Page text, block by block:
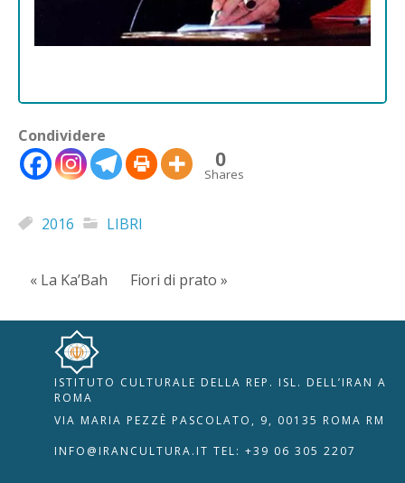
Condividere
0
Shares
2016 LIBRI
« La Ka’Bah Fiori di prato »
ISTITUTO CULTURALE DELLA REP. ISL. DELL’IRAN A
ROMA
VIA MARIA PEZZÈ PASCOLATO, 9, 00135 ROMA RM
INFO@IRANCULTURA.IT TEL: +39 06 305 2207
RIPRISTINA 🇮🇹 🇬🇧